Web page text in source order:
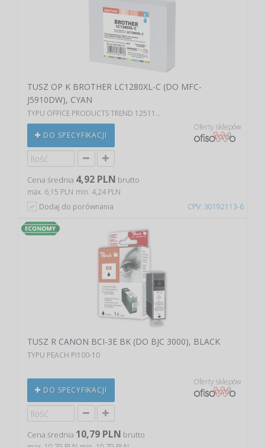
CPV: 30192113-6
TUSZ OP K BROTHER LC1280XL-C (DO MFC-
J5910DW), CYAN
TYPU OFFICE PRODUCTS TREND 12511...
DO SPECYFIKACJI
Oferty sklepów
Cena średnia 4,92 PLN brutto
max. 6,15 PLN min. 4,24 PLN
Dodaj do porównania
TUSZ R CANON BCI-3E BK (DO BJC 3000), BLACK
TYPU PEACH PI100-10
DO SPECYFIKACJI
Oferty sklepów
Cena średnia 10,79 PLN brutto